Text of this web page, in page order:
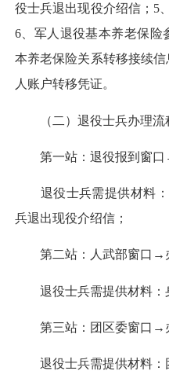
役士兵退出现役介绍信；5
6、军人退役基本养老保险
本养老保险关系转移接续
人账户转移凭证。
（二）退役士兵办理流
第一站：退役报到窗口
退役士兵需提供材料：
兵退出现役介绍信；
第二站：人武部窗口→
退役士兵需提供材料：
第三站：团区委窗口→
退役士兵需提供材料：